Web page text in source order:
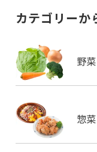
カテゴリーか